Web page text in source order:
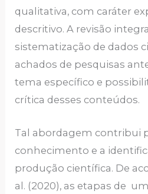
qualitativa, com caráter
descritivo. A revisão
sistematização de dados
achados de pesquisas
tema específico e
crítica desses conteúdos.
Tal abordagem contribui
conhecimento e a
produção científica. De
al. (2020), as etapas de